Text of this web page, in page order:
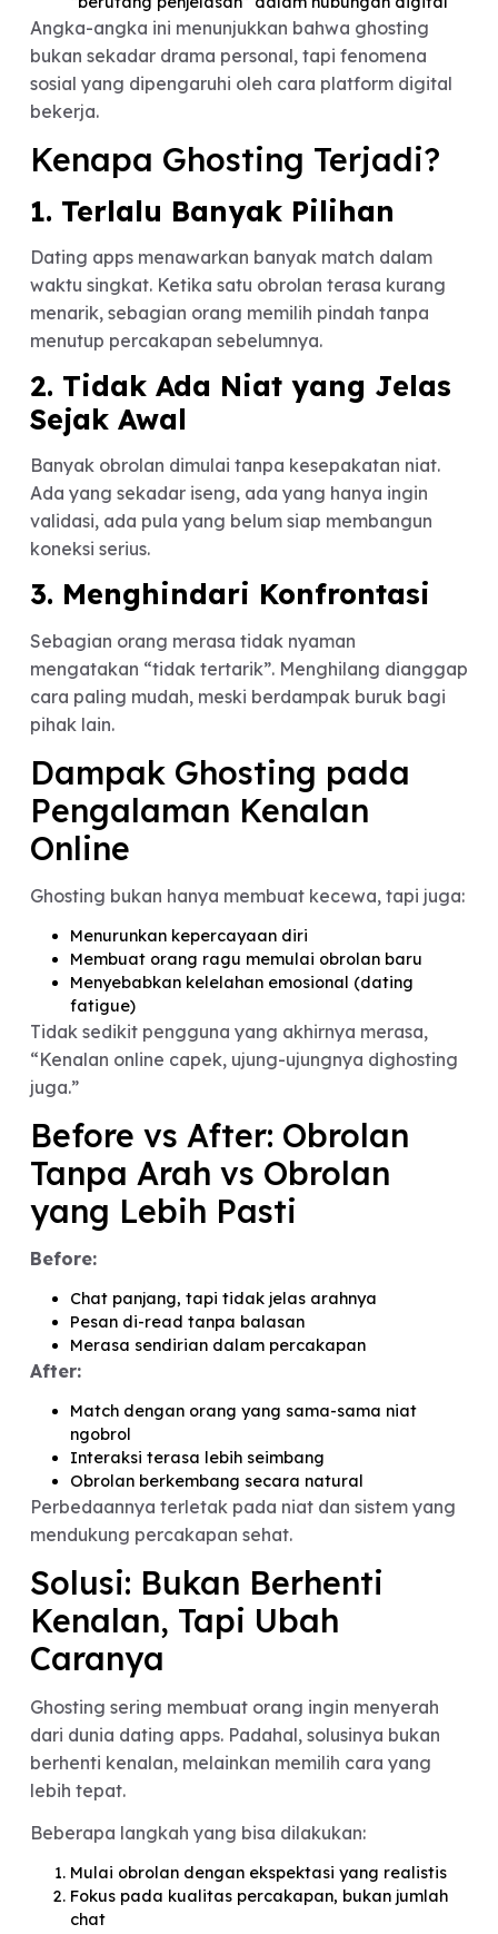
Lebih dari 60% pengguna dating apps pernah
mengalami ghosting
Hampir setengah pengguna merasa ghosting
berdampak pada kepercayaan diri
Banyak orang memilih diam karena tidak
“berutang penjelasan” dalam hubungan digital
Angka-angka ini menunjukkan bahwa ghosting
bukan sekadar drama personal, tapi fenomena
sosial yang dipengaruhi oleh cara platform
bekerja.
Kenapa Ghosting Terjadi?
1. Terlalu Banyak Pilihan
Dating apps menawarkan banyak match dalam
waktu singkat. Ketika satu obrolan terasa kurang
menarik, sebagian orang memilih pindah tanpa
menutup percakapan sebelumnya.
2. Tidak Ada Niat yang
Sejak Awal
Banyak obrolan dimulai tanpa kesepakatan niat.
Ada yang sekadar iseng, ada yang hanya ingin
koneksi serius.
3. Menghindari Konfrontasi
Sebagian orang merasa tidak nyaman
cara paling mudah, meski berdampak buruk bagi
pihak lain.
Dampak Ghosting pada
Pengalaman Kenalan
Online
Ghosting bukan hanya membuat kecewa, tapi
Menurunkan kepercayaan diri
Menyebabkan kelelahan emosional (dating
fatigue)
Tidak sedikit pengguna yang akhirnya merasa,
“Kenalan online capek, ujung-ujungnya
juga.”
Before vs After: Obrolan
Tanpa Arah vs Obrolan
yang Lebih Pasti
Before:
Chat panjang, tapi tidak jelas arahnya
Pesan di-read tanpa balasan
Merasa sendirian dalam percakapan
After:
Match dengan orang yang sama-sama niat
ngobrol
Interaksi terasa lebih seimbang
Perbedaannya terletak pada niat dan sistem
mendukung percakapan sehat.